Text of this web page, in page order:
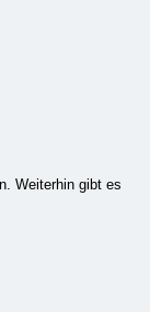
Weiterhin gibt es